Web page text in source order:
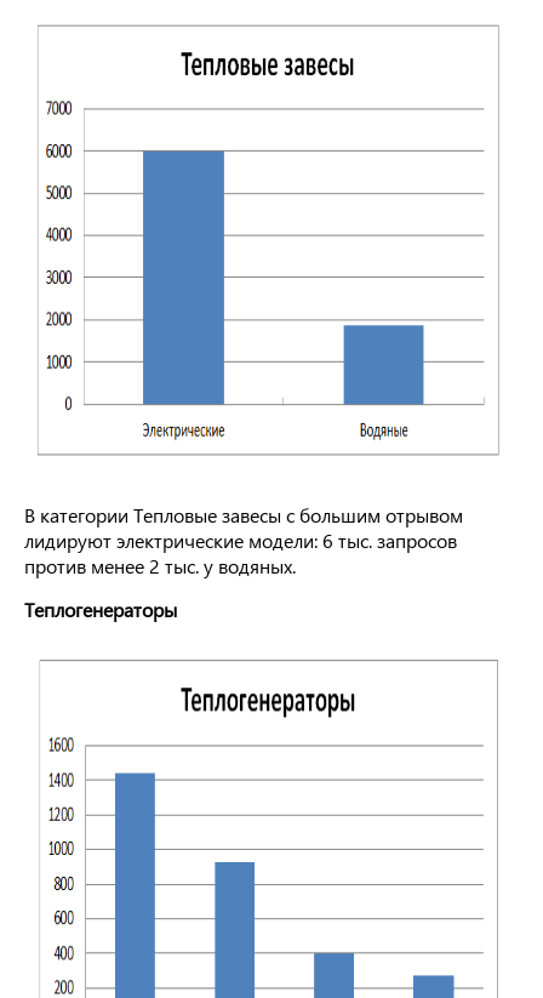
В категории Тепловые завесы с большим отрывом
лидируют электрические модели: 6 тыс. запросов
против менее 2 тыс. у водяных.
Теплогенераторы